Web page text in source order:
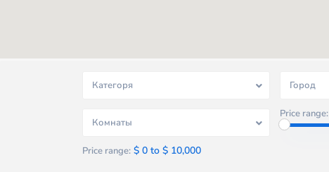
Категоря Город
Комнаты
Price range:
Price range: $ 0 to $ 10,000